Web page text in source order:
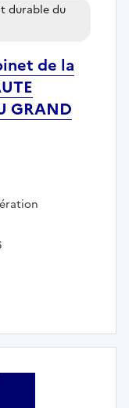
de la
GRAND
durable du
mission Cabinet